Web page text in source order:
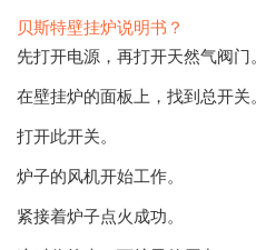
贝斯特壁挂炉说明书？
先打开电源，再打开天然气阀门。
在壁挂炉的面板上，找到总开关。
打开此开关。
炉子的风机开始工作。
紧接着炉子点火成功。